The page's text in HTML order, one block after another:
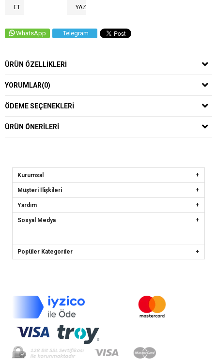
ET YAZ
WhatsApp Telegram
ÜRÜN ÖZELLIKLERI
YORUMLAR(0)
ÖDEME SEÇENEKLERI
ÜRÜN ÖNERILERI
Kurumsal
Müşteri İlişkileri
Yardım
Sosyal Medya
Popüler Kategoriler